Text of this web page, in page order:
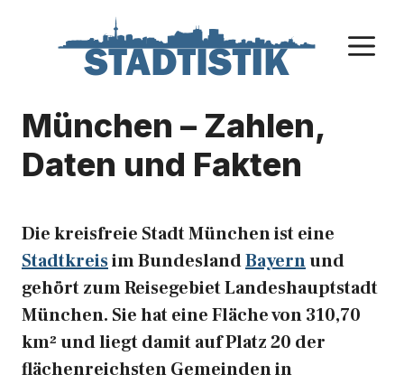
München – Zahlen,
Daten und Fakten
Die kreisfreie Stadt München ist eine
Stadtkreisim BundeslandBayernund
gehört zum Reisegebiet Landeshauptstadt
München. Sie hat eine Fläche von 310,70
km² und liegt damit auf Platz 20 der
flächenreichsten Gemeinden in